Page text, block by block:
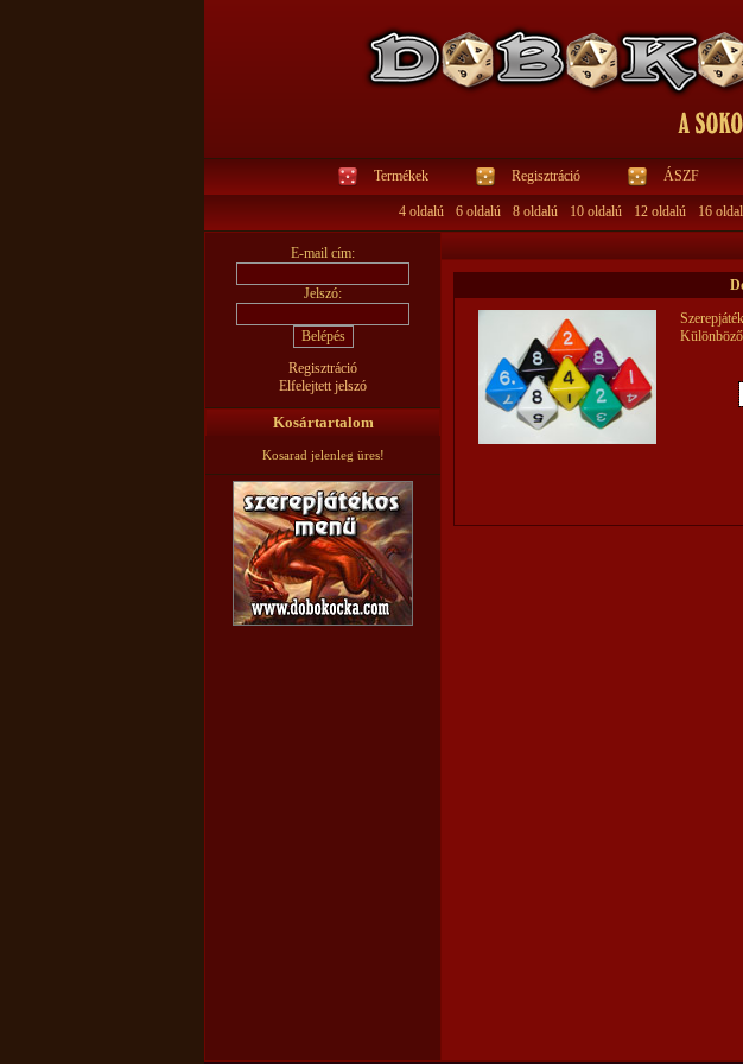
Termékek Regisztráció ÁSZF
4 oldalú 6 oldalú 8 oldalú 10 oldalú 12 oldalú 16
E-mail cím:
Jelszó:
Regisztráció
Elfelejtett jelszó
Kosártartalom
Kosarad jelenleg üres!